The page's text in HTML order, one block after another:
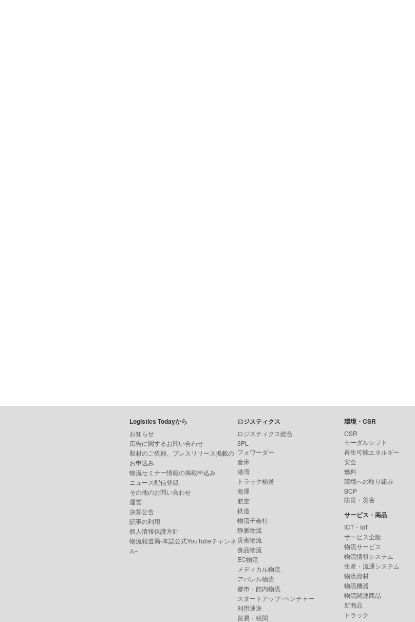
Logistics Todayから
お知らせ
広告に関するお問い合わせ
取材のご依頼、プレスリリース掲載の
お申込み
物流セミナー情報の掲載申込み
ニュース配信登録
その他のお問い合わせ
運営
決算公告
記事の利用
個人情報保護方針
物流報道局-本誌公式YouTubeチャンネ
ル-
ロジスティクス
ロジスティクス総合
3PL
フォワーダー
倉庫
港湾
トラック輸送
海運
航空
鉄道
物流子会社
静脈物流
災害物流
食品物流
EC物流
メディカル物流
アパレル物流
都市・館内物流
スタートアップ･ベンチャー
利用運送
貿易・税関
環境・CSR
CSR
モーダルシフト
再生可能エネルギー
安全
燃料
環境への取り組み
BCP
防災・災害
サービス・商品
ICT・IoT
サービス全般
物流サービス
物流情報システム
生産・流通システム
物流資材
物流機器
物流関連商品
新商品
トラック